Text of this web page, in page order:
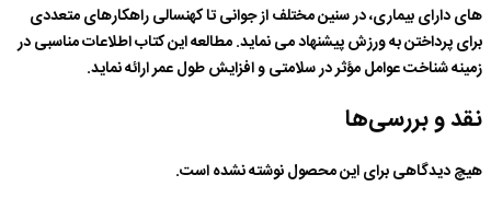
های دارای بیماری، در سنین مختلف از جوانی تا کهنسالی راهکارهای متعددی
برای پرداختن به ورزش پیشنهاد می نماید. مطالعه این کتاب اطلاعات مناسبی در
زمینه شناخت عوامل مؤثر در سلامتی و افزایش طول عمر ارائه نماید.
نقد و بررسی‌ها
هیچ دیدگاهی برای این محصول نوشته نشده است.